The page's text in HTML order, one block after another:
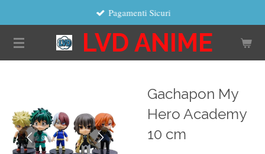
contenuto
principale
LVD ANIME
Pagamenti Sicuri
Gachapon My
Hero Academy
10 cm